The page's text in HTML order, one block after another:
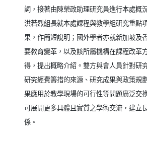
詞，接著由陳榮政助理研究員進行本處概
洪若烈組長就本處課程與教學組研究重點
果，作簡短說明；國外學者亦就新加坡及
要教育變革，以及該所屬機構在課程改革
得，提出概略介紹。雙方與會人員針對研
研究經費籌措的來源、研究成果與政策規
果應用於教學現場的可行性等問題廣泛交
可展開更多具體且實質之學術交流，建立
係。